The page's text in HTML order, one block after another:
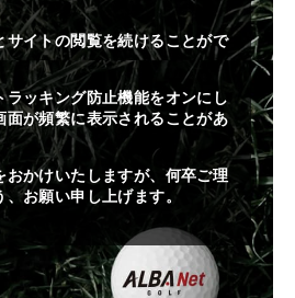
サイトの閲覧を続けることがで
ラッキング防止機能をオンにし
面が頻繁に表示されることがあ
おかけいたしますが、何卒ご理
、お願い申し上げます。